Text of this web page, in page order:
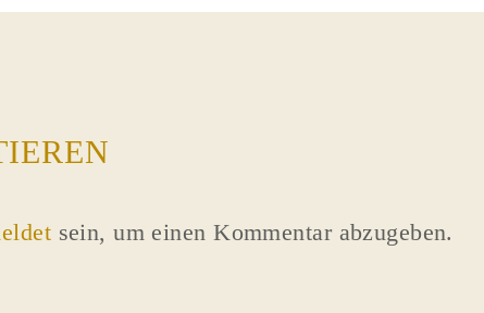
sein, um einen Kommentar abzugeben.